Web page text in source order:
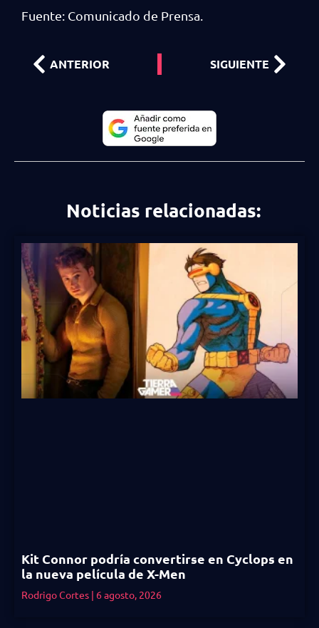
Fuente: Comunicado de Prensa.
ANTERIOR SIGUIENTE
Noticias relacionadas:
Kit Connor podría convertirse en Cyclops en
la nueva película de X-Men
Rodrigo Cortes 6 agosto, 2026